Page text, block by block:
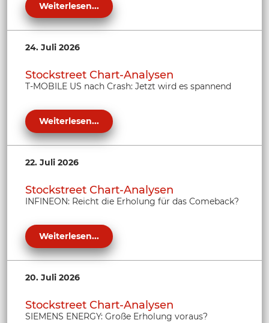
Weiterlesen...
24. Juli 2026
Stockstreet Chart-Analysen
T-MOBILE US nach Crash: Jetzt wird es spannend
Weiterlesen...
22. Juli 2026
Stockstreet Chart-Analysen
INFINEON: Reicht die Erholung für das Comeback?
Weiterlesen...
20. Juli 2026
Stockstreet Chart-Analysen
SIEMENS ENERGY: Große Erholung voraus?